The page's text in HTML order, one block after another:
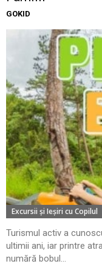
GOKID
Excursii şi Ieşiri cu Copilul
Turismul activ a
ultimii ani, iar printre
numără bobul...